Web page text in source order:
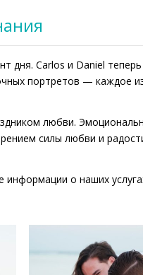
дня. Carlos и Daniel
портретов — каждое
любви.
силы любви и
о наших